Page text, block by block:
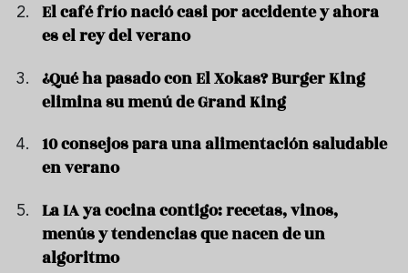
El café frío nació casi por accidente y ahora
es el rey del verano
¿Qué ha pasado con El Xokas? Burger King
elimina su menú de Grand King
10 consejos para una alimentación saludable
en verano
La IA ya cocina contigo: recetas, vinos,
menús y tendencias que nacen de un
algoritmo